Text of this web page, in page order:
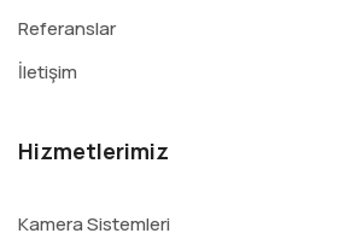
Referanslar
İletişim
Hizmetlerimiz
Kamera Sistemleri